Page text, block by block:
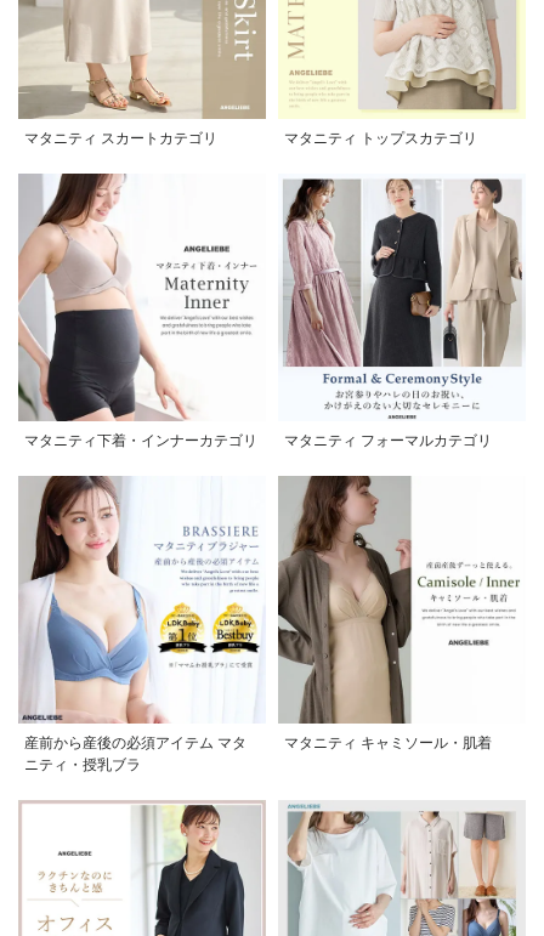
マタニティ スカートカテゴリ マタニティ トップスカテゴリ
マタニティ下着・インナーカテゴリ マタニティ フォーマルカテゴリ
産前から産後の必須アイテム マタ
ニティ・授乳ブラ
マタニティ キャミソール・肌着